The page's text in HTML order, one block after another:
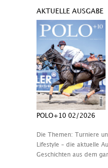
AKTUELLE AUSGABE
POLO+10 02/2026
Die Themen: Turniere
Lifestyle – die aktuelle
Geschichten aus dem